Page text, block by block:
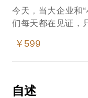
是产品全新的定位
是你行销瓶颈的新
是击穿流量封锁线
【我能解决你什么
可是，很多人
明明有干货，却不
掏心掏肺做课，卖
因为除了你的专业能
今天，当大企业和
们每天都在见证，
真正将喜欢的事情当
￥599
自述